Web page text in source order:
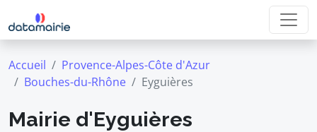
Accueil
Provence-Alpes-Côte d'Azur
Bouches-du-Rhône
Eyguières
Mairie d'Eyguières